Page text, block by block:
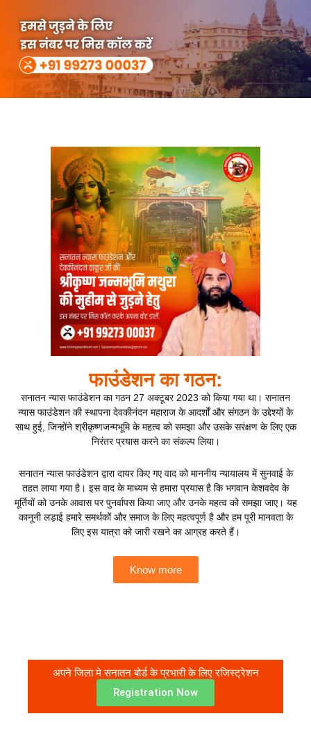
फाउंडेशन का गठन:
सनातन न्यास फाउंडेशन का गठन 27 अक्टूबर 2023 को किया गया था। सनातन
न्यास फाउंडेशन की स्थापना देवकीनंदन महाराज के आदर्शों और संगठन के उद्देश्यों के
साथ हुई, जिन्होंने श्रीकृष्णजन्मभूमि के महत्व को समझा और उसके सरंक्षण के लिए एक
निरंतर प्रयास करने का संकल्प लिया।
सनातन न्यास फाउंडेशन द्वारा दायर किए गए वाद को माननीय न्यायालय में सुनवाई के
तहत लाया गया है। इस वाद के माध्यम से हमारा प्रयास है कि भगवान केशवदेव के
मूर्तियों को उनके आवास पर पुनर्वापस किया जाए और उनके महत्व को समझा जाए। यह
कानूनी लड़ाई हमारे समर्थकों और समाज के लिए महत्वपूर्ण है और हम पूरी मानवता के
लिए इस यात्रा को जारी रखने का आग्रह करते हैं।
Know more
अपने जिला मे सनातन बोर्ड के प्रभारी के लिए रजिस्ट्रेशन
Registration Now